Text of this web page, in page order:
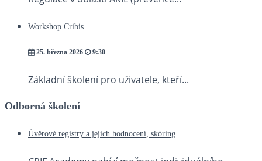
Workshop Cribis
25. března 2026 9:30
Základní školení pro uživatele, kteří...
Odborná školení
Úvěrové registry a jejich hodnocení, skóring